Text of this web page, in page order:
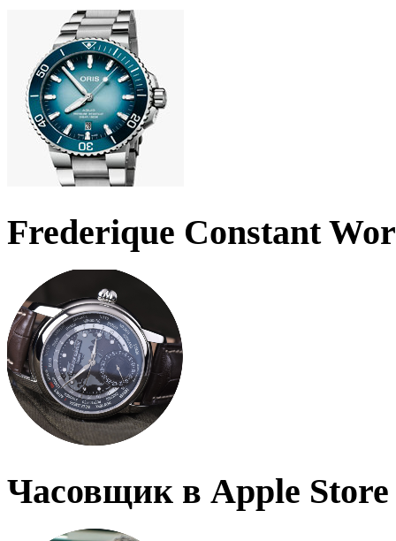
Frederique Constant
Часовщик в Apple Store